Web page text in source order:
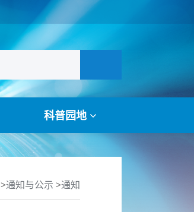
科普园地
>通知与公示 >通知